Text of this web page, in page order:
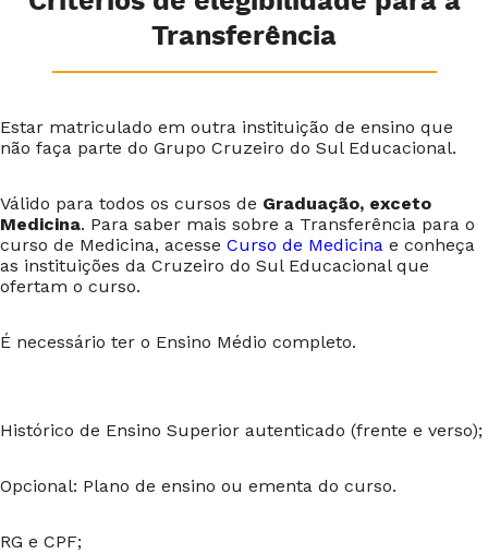
Transferência
Estar matriculado em outra instituição de ensino que
não faça parte do Grupo Cruzeiro do Sul Educacional.
Válido para todos os cursos de Graduação, exceto
Medicina. Para saber mais sobre a Transferência para o
curso de Medicina, acesse Curso de Medicina e conheça
as instituições da Cruzeiro do Sul Educacional que
ofertam o curso.
É necessário ter o Ensino Médio completo.
Histórico de Ensino Superior autenticado (frente e verso);
Opcional: Plano de ensino ou ementa do curso.
RG e CPF;